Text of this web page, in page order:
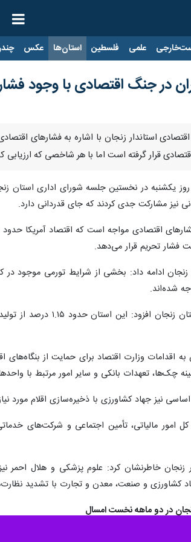
علمی فلسطین استان‌ها عکس
در جنگ اقتصادی با وجود